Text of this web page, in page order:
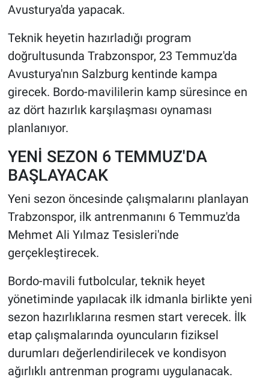
Avusturya'da yapacak.
Teknik heyetin hazırladığı program
doğrultusunda Trabzonspor, 23 Temmuz'da
Avusturya'nın Salzburg kentinde kampa
girecek. Bordo-mavililerin kamp süresince en
az dört hazırlık karşılaşması oynaması
planlanıyor.
YENİ SEZON 6 TEMMUZ'DA
BAŞLAYACAK
Yeni sezon öncesinde çalışmalarını planlayan
Trabzonspor, ilk antrenmanını 6 Temmuz'da
Mehmet Ali Yılmaz Tesisleri'nde
gerçekleştirecek.
Bordo-mavili futbolcular, teknik heyet
yönetiminde yapılacak ilk idmanla birlikte yeni
sezon hazırlıklarına resmen start verecek. İlk
etap çalışmalarında oyuncuların fiziksel
durumları değerlendirilecek ve kondisyon
ağırlıklı antrenman programı uygulanacak.
MAGAZİN
Bilim, Teknoloji